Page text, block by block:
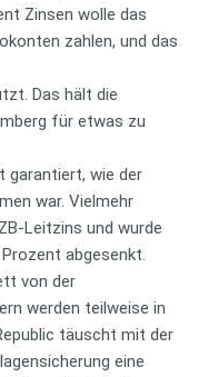
Zinsen wolle das
zahlen, und das
Das hält die
für etwas zu
garantiert, wie der
war. Vielmehr
Leitzins und wurde
abgesenkt.
von der
werden teilweise in
täuscht mit der
eine